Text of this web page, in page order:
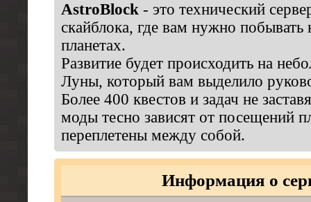
AstroBlock - это технический
скайблока, где вам нужно побывать
планетах.
Развитие будет происходить на
Луны, который вам выделило
Более 400 квестов и задач не
моды тесно зависят от посещений
переплетены между собой.
Информация о